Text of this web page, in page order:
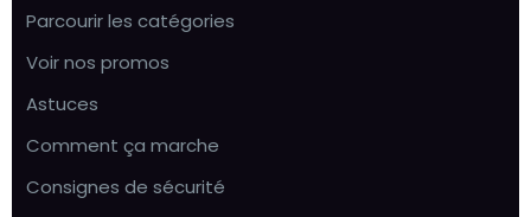
Parcourir les catégories
Voir nos promos
Astuces
Comment ça marche
Consignes de sécurité